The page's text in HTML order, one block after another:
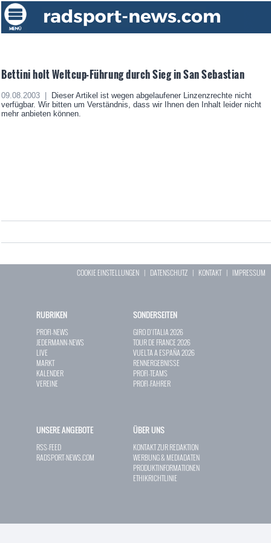
Bettini holt Weltcup-Führung durch Sieg in San Sebastian
09.08.2003 |
Dieser Artikel ist wegen abgelaufener Linzenzrechte nicht
verfügbar. Wir bitten um Verständnis, dass wir Ihnen den Inhalt leider nicht
mehr anbieten können.
COOKIE EINSTELLUNGEN | DATENSCHUTZ | KONTAKT| IMPRESSUM
RUBRIKEN
PROFI-NEWS
JEDERMANN-NEWS
LIVE
MARKT
KALENDER
VEREINE
SONDERSEITEN
GIRO D`ITALIA 2026
TOUR DE FRANCE 2026
VUELTA A ESPAÑA 2026
RENNERGEBNISSE
PROFI-TEAMS
PROFI-FAHRER
UNSERE ANGEBOTE
RSS-FEED
RADSPORT-NEWS.COM
ÜBER UNS
KONTAKT ZUR REDAKTION
WERBUNG & MEDIADATEN
PRODUKTINFORMATIONEN
ETHIKRICHTLINIE